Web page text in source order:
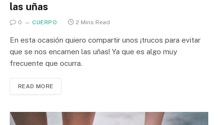
las uñas
0 CUERPO 2 Mins Read
En esta ocasión quiero compartir unos ¡trucos para evitar
que se nos encarnen las uñas! Ya que es algo muy
frecuente que ocurra.
READ MORE